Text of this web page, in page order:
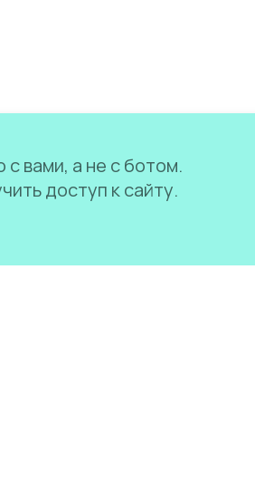
вами, а не с ботом.
доступ к сайту.